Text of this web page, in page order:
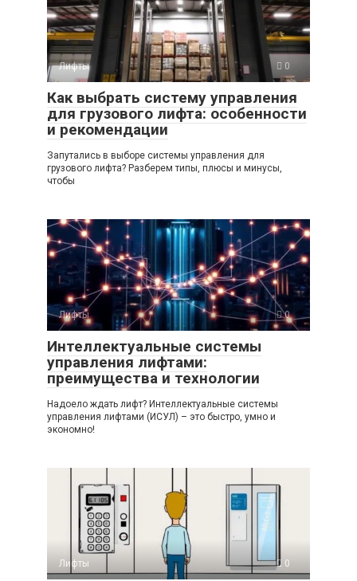
Лифты 0
Как выбрать систему управления
для грузового лифта: особенности
и рекомендации
Запутались в выборе системы управления для
грузового лифта? Разберем типы, плюсы и минусы,
чтобы
Лифты 0
Интеллектуальные системы
управления лифтами:
преимущества и технологии
Надоело ждать лифт? Интеллектуальные системы
управления лифтами (ИСУЛ) – это быстро, умно и
экономно!
Лифты 0